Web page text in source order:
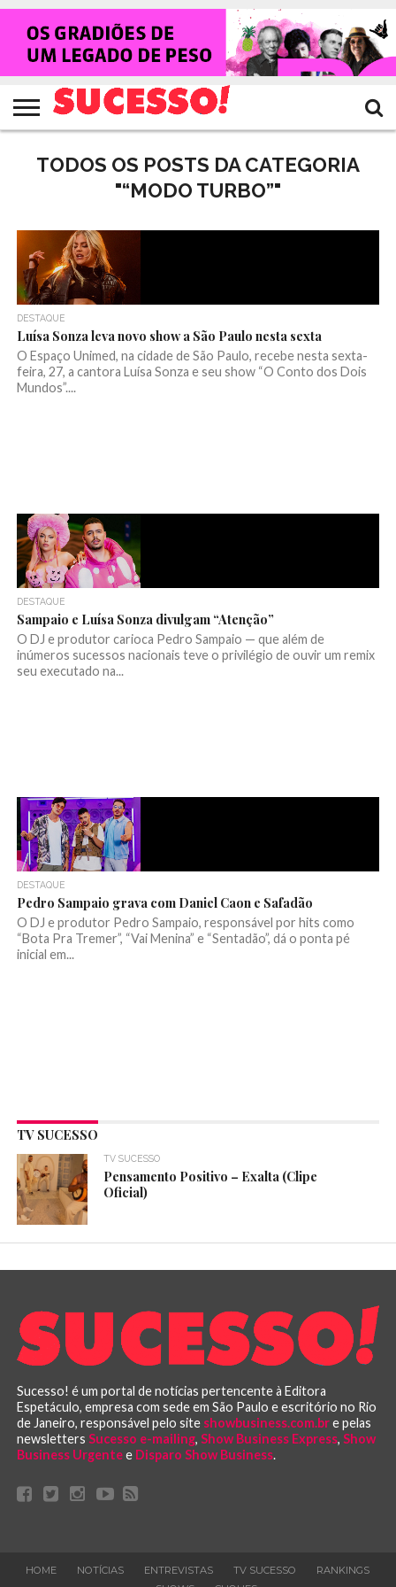
HOME
NOTÍCIAS
SHOWS
ENTREVISTAS
CLIQUES
RANKING
CROWLEY
TV
SUCESSO!
REVISTA
SUCESSO!
TODOS OS POSTS DA CATEGORIA
"“MODO TURBO”"
DESTAQUE
Luísa Sonza leva novo show a São Paulo nesta sexta
O Espaço Unimed, na cidade de São Paulo, recebe nesta sexta-
feira, 27, a cantora Luísa Sonza e seu show “O Conto dos Dois
Mundos”....
DESTAQUE
Sampaio e Luísa Sonza divulgam “Atenção”
O DJ e produtor carioca Pedro Sampaio — que além de
inúmeros sucessos nacionais teve o privilégio de ouvir um remix
seu executado na...
DESTAQUE
Pedro Sampaio grava com Daniel Caon e Safadão
O DJ e produtor Pedro Sampaio, responsável por hits como
“Bota Pra Tremer”, “Vai Menina” e “Sentadão”, dá o ponta pé
inicial em...
TV SUCESSO
TV SUCESSO
Pensamento Positivo – Exalta (Clipe
Oficial)
Sucesso! é um portal de notícias pertencente à Editora
Espetáculo, empresa com sede em São Paulo e escritório no Rio
de Janeiro, responsável pelo site showbusiness.com.bre pelas
newsletters Sucesso e-mailing, Show Business Express, Show
Business Urgentee Disparo Show Business.
HOME NOTÍCIAS ENTREVISTAS TV SUCESSO
RANKINGS